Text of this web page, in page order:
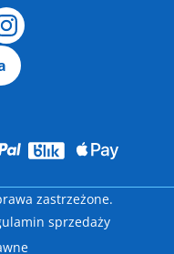
zastrzeżone.
sprzedaży